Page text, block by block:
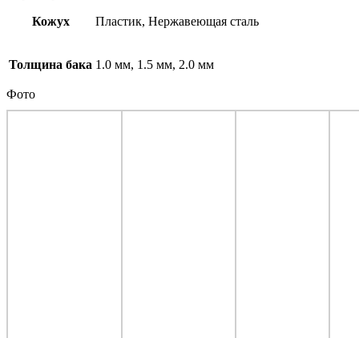
Кожух Пластик, Нержавеющая сталь
Толщина бака 1.0 мм, 1.5 мм, 2.0 мм
Фото